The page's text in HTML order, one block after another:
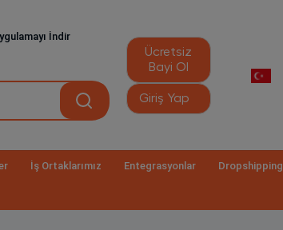
İndir
Ücretsiz
Bayi Ol
Giriş Yap
İş Ortaklarımız Entegrasyonlar Dropshipping